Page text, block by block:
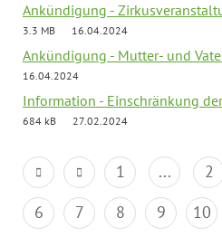
Ankündigung -
3.3 MB
16.04.2024
Ankündigung - Mutter- und
16.04.2024
Information - Einschränkung
684 kB
27.02.2024
1 ... 2
6
7 8 9 10